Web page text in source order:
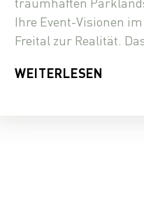
Ihre Event-Visionen
Freital zur Realität.
besonderen Charme
WEITERLESEN